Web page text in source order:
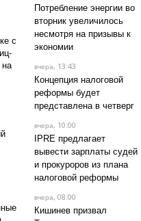
с
на
Потребление энергии во
вторник увеличилось
несмотря на призывы к
экономии
вчера, 13:43
Концепция налоговой
реформы будет
представлена в четверг
вчера, 10:00
IPRE предлагает
вывести зарплаты судей
и прокуроров из плана
налоговой реформы
вчера, 08:00
Кишинев призвал